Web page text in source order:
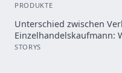
PRODUKTE
Unterschied zwischen
Einzelhandelskaufmann:
STORYS